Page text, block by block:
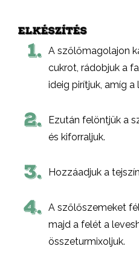
ELKÉSZÍTÉS
1. A szőlőmagolajon
cukrot, rádobjuk a
ideig pirítjuk, amíg a
2.
Ezután felöntjük a
és kiforraljuk.
3. Hozzáadjuk a
4. A szőlőszemeket
majd a felét a
összeturmixoljuk.